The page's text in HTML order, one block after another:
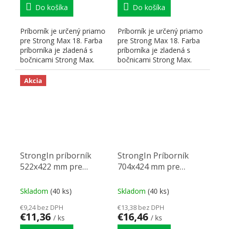
Do košíka
Príborník je určený priamo
pre Strong Max 18. Farba
príborníka je zladená s
bočnicami Strong Max.
Hrúbka použitého...
Do košíka
Príborník je určený priamo
pre Strong Max 18. Farba
príborníka je zladená s
bočnicami Strong Max.
Hrúbka použitého...
Akcia
StrongIn príborník
522x422 mm pre
Skladom (40 ks)
€9,24 bez DPH
€11,36 / ks
StrongIn Príborník
704x424 mm pre
Skladom (40 ks)
€13,38 bez DPH
€16,46 / ks